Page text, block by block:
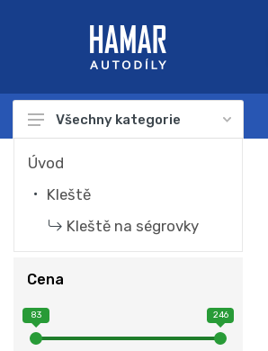
Autodíly
Autokosmetika
Autonabíječky
Náplně a chemie
Nářadí
Všechny kategorie
Úvod
Kleště
Kleště na ségrovky
Cena
83 246